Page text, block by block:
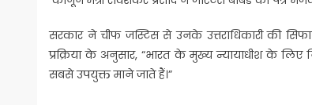
सरकार ने चीफ जस्टिस से उनके उत्तराधिकारी की
प्रक्रिया के अनुसार, “भारत के मुख्य न्यायाधीश के लिए
सबसे उपयुक्त माने जाते हैं।”